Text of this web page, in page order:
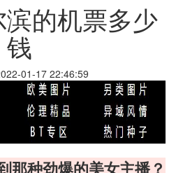
的机票多少
钱
01-17 22:46:59
种劲爆的美女主播？